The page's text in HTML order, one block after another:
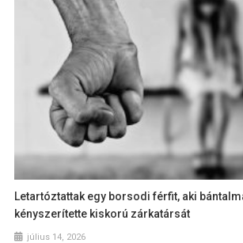
Letartóztattak egy borsodi férfit, aki
kényszerítette kiskorú zárkatársát
július 14, 2026